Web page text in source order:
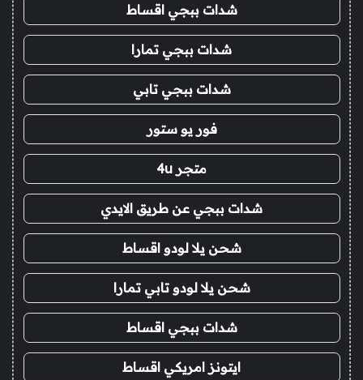
شدات ببجي اقساط
شدات ببجي تمارا
شدات ببجي تابي
فور يو ستور
متجر 4u
شدات ببجي عن طريق الايدي
شحن يلا لودو اقساط
شحن يلا لودو تابي تمارا
شدات ببجي اقساط
ايتونز امريكي اقساط